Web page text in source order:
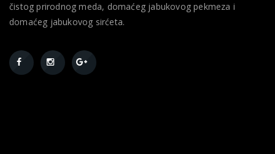
čistog prirodnog meda, domaćeg jabukovog pekmeza i
domaćeg jabukovog sirćeta.